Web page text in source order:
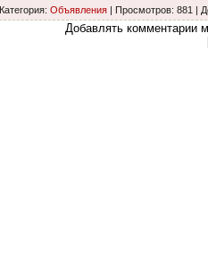
Категория: Объявления Просмотров: 881 |
Добавлять комментарии